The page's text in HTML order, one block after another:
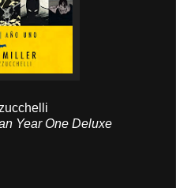
Year One Deluxe